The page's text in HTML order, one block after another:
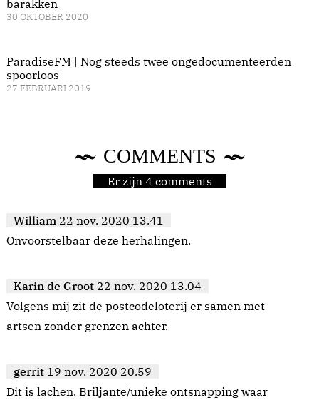
barakken
30 OKTOBER 2020
ParadiseFM | Nog steeds twee ongedocumenteerden
spoorloos
27 FEBRUARI 2019
COMMENTS
Er zijn 4 comments
William 22 nov. 2020 13.41
Onvoorstelbaar deze herhalingen.
Karin de Groot 22 nov. 2020 13.04
Volgens mij zit de postcodeloterij er samen met
artsen zonder grenzen achter.
gerrit 19 nov. 2020 20.59
Dit is lachen. Briljante/unieke ontsnapping waar